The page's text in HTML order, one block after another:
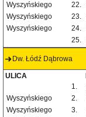
Wyszyńskiego
22.
Wyszyńskiego
23.
Wyszyńskiego
24.
25.
Dw. Łódź Dąbrowa
ULICA
1.
Wyszyńskiego
2.
Wyszyńskiego
3.